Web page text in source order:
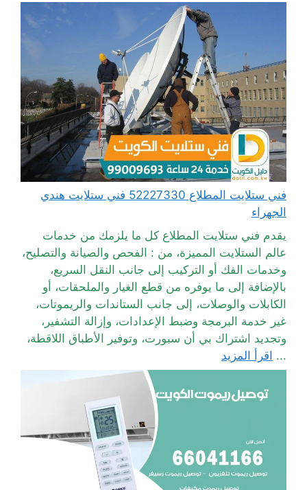
فني ستلايت المطلاع 52227330 فني ستلايت هندي
الجهراء
يقدم فني ستلايت المطلاع كل ما يلزمك من خدمات
عالم الستلايت المميزة، من : الفحص والصيانة والتصليح،
وخدمات الفك أو التركيب إلى جانب النقل السريع،
بالإضافة إلى ما يوفره من قطع الغيار والملحقات، أو
الكابلات والوصلات، إلى جانب الستاندات والريموتات،
غير خدمة البرمجة وضبط الإعدادات، وإزالة التشفير،
وتجديد اشتراك بي أن سبورت، وتوفير الأطباق اللاقطة،
... اقرأ المزيد